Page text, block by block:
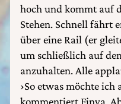
hoch und kommt auf
Stehen. Schnell fährt
über eine Rail (er
um schließlich auf
anzuhalten. Alle
›So etwas möchte ich
kommentiert Finya.